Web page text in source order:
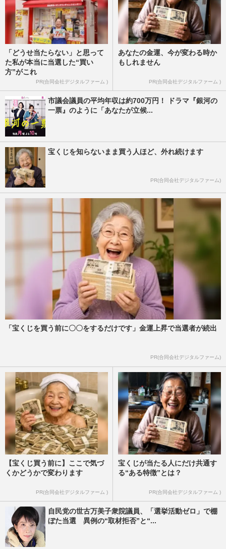
「どうせ当たらない」と思って
た私が本当に当選した“買い
方”がこれ
PR(合同会社デジタルファーム )
あなたの金運、今が変わる時か
もしれません
PR(合同会社デジタルファーム )
市議会議員の平均年収は約700万円！ ドラマ『銀河の
一票』のように「あなたが立候...
宝くじを知らないまま買う人ほど、外れ続けます
PR(合同会社デジタルファーム)
「宝くじを買う前に〇〇をするだけです」金運上昇で当選者が続出
PR(合同会社デジタルファーム)
【宝くじ買う前に】ここで気づ
くかどうかで変わります
PR(合同会社デジタルファーム )
宝くじが当たる人にだけ共通す
る“ある特徴”とは？
PR(合同会社デジタルファーム )
自民党の世古万美子衆院議員、「選挙活動ゼロ」で棚
ぼた当選 異例の“取材拒否”と“...